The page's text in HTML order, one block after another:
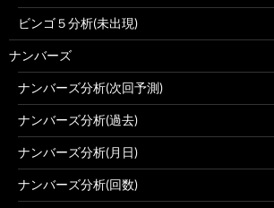
ビンゴ５分析(未出現)
ナンバーズ
ナンバーズ分析(次回予測)
ナンバーズ分析(過去)
ナンバーズ分析(月日)
ナンバーズ分析(回数)